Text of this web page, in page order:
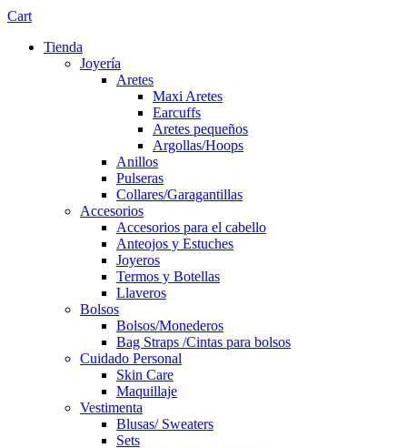
Cart
Tienda
Joyería
Aretes
Maxi Aretes
Earcuffs
Aretes pequeños
Argollas/Hoops
Anillos
Pulseras
Collares/Garagantillas
Accesorios
Accesorios para el cabello
Anteojos y Estuches
Joyeros
Termos y Botellas
Llaveros
Bolsos
Bolsos/Monederos
Bag Straps /Cintas para bolsos
Cuidado Personal
Skin Care
Maquillaje
Vestimenta
Blusas/ Sweaters
Sets